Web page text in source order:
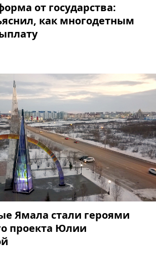
от государства:
как многодетным
Ямала стали героями
проекта Юлии